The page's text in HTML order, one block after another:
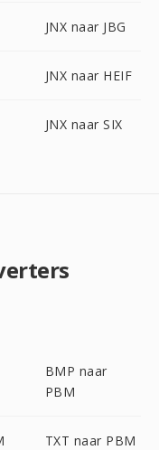
JNX naar JBG
JNX naar HEIF
JNX naar SIX
BMP naar
PBM
TXT naar PBM